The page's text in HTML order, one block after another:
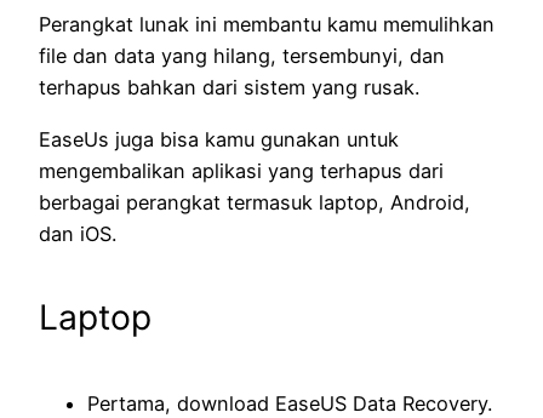
Perangkat lunak ini membantu kamu memulihkan
file dan data yang hilang, tersembunyi, dan
terhapus bahkan dari sistem yang rusak.
EaseUs juga bisa kamu gunakan untuk
mengembalikan aplikasi yang terhapus dari
berbagai perangkat termasuk laptop, Android,
dan iOS.
Laptop
Pertama, download EaseUS Data Recovery.